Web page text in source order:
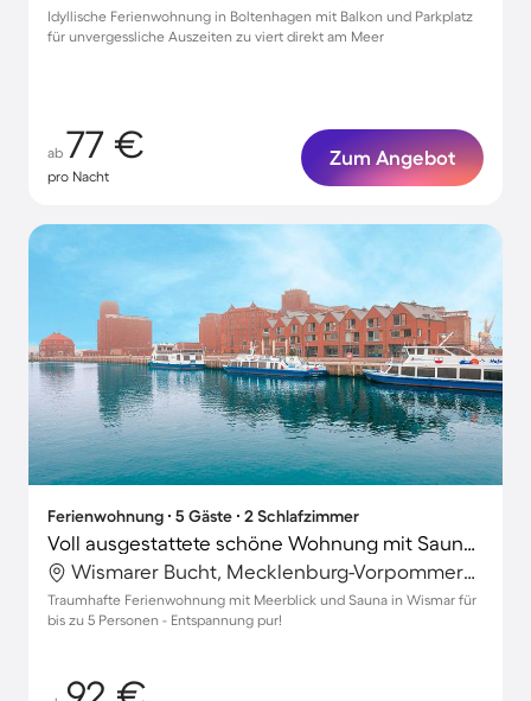
Idyllische Ferienwohnung in Boltenhagen mit Balkon und Parkplatz
für unvergessliche Auszeiten zu viert direkt am Meer
ab 77 €
pro Nacht
Zum Angebot
Ferienwohnung ∙ 5 Gäste ∙ 2 Schlafzimmer
Voll ausgestattete schöne Wohnung mit Sauna | Seeblick
Wismarer Bucht, Mecklenburg-Vorpommern, Deutschland
Traumhafte Ferienwohnung mit Meerblick und Sauna in Wismar für
bis zu 5 Personen - Entspannung pur!